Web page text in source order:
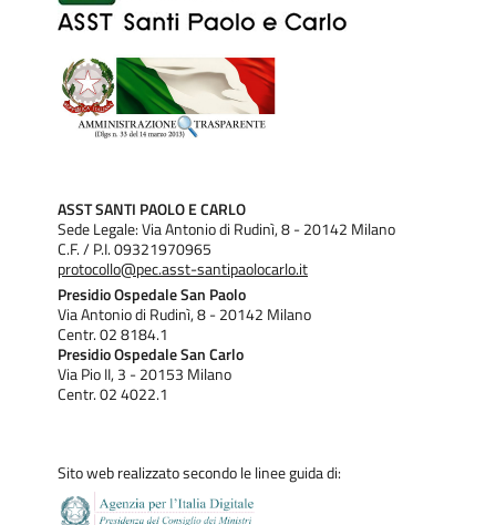
ASST SANTI PAOLO E CARLO
Sede Legale: Via Antonio di Rudinì, 8 - 20142 Milano
C.F. / P.I. 09321970965
protocollo@pec.asst-santipaolocarlo.it
Presidio Ospedale San Paolo
Via Antonio di Rudinì, 8 - 20142 Milano
Centr. 02 8184.1
Presidio Ospedale San Carlo
Via Pio II, 3 - 20153 Milano
Centr. 02 4022.1
Sito web realizzato secondo le linee guida di: